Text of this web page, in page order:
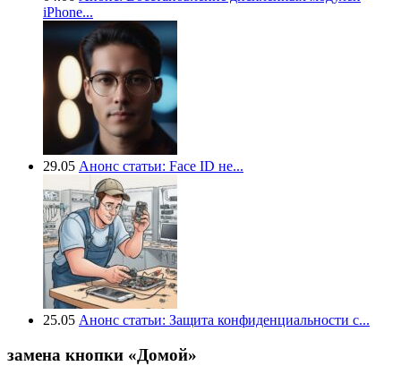
iPhone...
29.05 Анонс статьи: Face ID не...
25.05 Анонс статьи: Защита конфиденциальности с...
замена кнопки «Домой»